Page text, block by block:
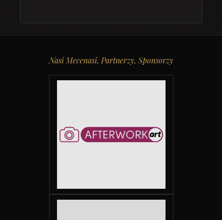
Nasi Mecenasi, Partnerzy, Sponsorzy